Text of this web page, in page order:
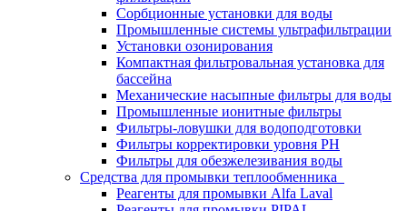
Сорбционные установки для воды
Промышленные системы ультрафильтрации
Установки озонирования
Компактная фильтровальная установка для
бассейна
Механические насыпные фильтры для воды
Промышленные ионитные фильтры
Фильтры-ловушки для водоподготовки
Фильтры корректировки уровня PH
Фильтры для обезжелезивания воды
Средства для промывки теплообменника
Реагенты для промывки Alfa Laval